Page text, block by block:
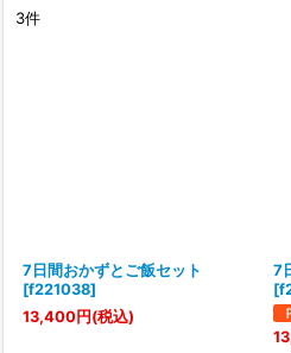
3件
7日間おかずとご飯セット
[f221038]
13,400円(税込)
7
[